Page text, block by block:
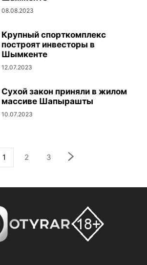
08.08.2023
Крупный спорткомплекс
построят инвесторы в
Шымкенте
12.07.2023
Сухой закон приняли в жилом
массиве Шапырашты
10.07.2023
1 2 3